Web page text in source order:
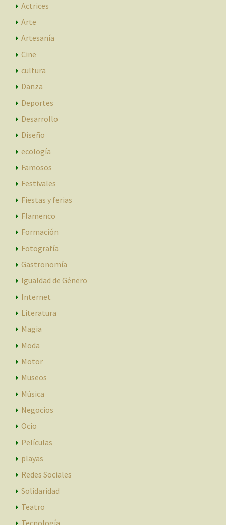
Actrices
Arte
Artesanía
Cine
cultura
Danza
Deportes
Desarrollo
Diseño
ecología
Famosos
Festivales
Fiestas y ferias
Flamenco
Formación
Fotografía
Gastronomía
Igualdad de Género
Internet
Literatura
Magia
Moda
Motor
Museos
Música
Negocios
Ocio
Películas
playas
Redes Sociales
Solidaridad
Teatro